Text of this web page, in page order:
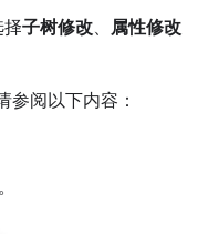
子树修改、 属性修改
参阅以下内容：